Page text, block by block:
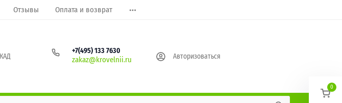
Отзывы Оплата и возврат
+7(495) 133 7630
zakaz@krovelnii.ru Авторизоваться
0